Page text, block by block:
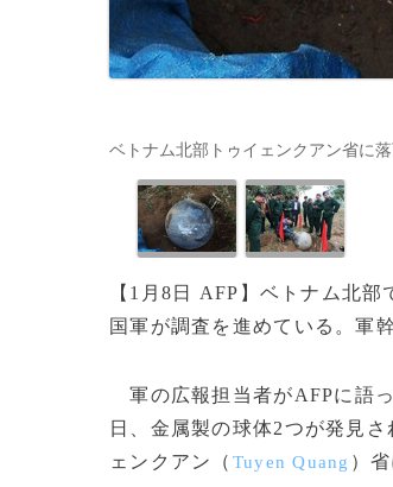
ベトナム北部トゥイェンクアン省に
【1月8日 AFP】ベトナム北
国軍が調査を進めている。軍
軍の広報担当者がAFPに語
日、金属製の球体2つが発見
ェンクアン（ Tuyen Quang ）